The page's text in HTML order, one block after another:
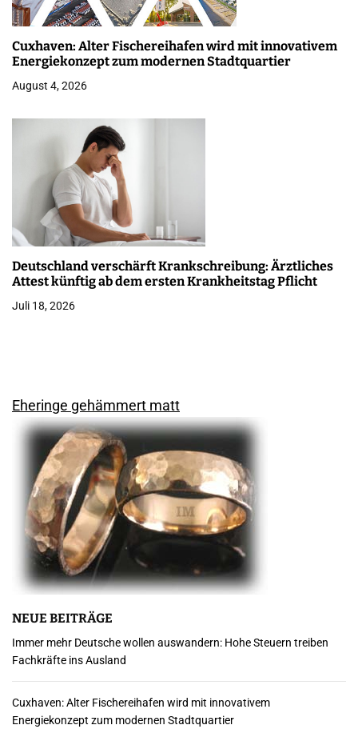
Cuxhaven: Alter Fischereihafen wird mit innovativem
Energiekonzept zum modernen Stadtquartier
August 4, 2026
Deutschland verschärft Krankschreibung: Ärztliches
Attest künftig ab dem ersten Krankheitstag Pflicht
Juli 18, 2026
Eheringe gehämmert matt
NEUE BEITRÄGE
Immer mehr Deutsche wollen auswandern: Hohe Steuern treiben
Fachkräfte ins Ausland
Cuxhaven: Alter Fischereihafen wird mit innovativem
Energiekonzept zum modernen Stadtquartier